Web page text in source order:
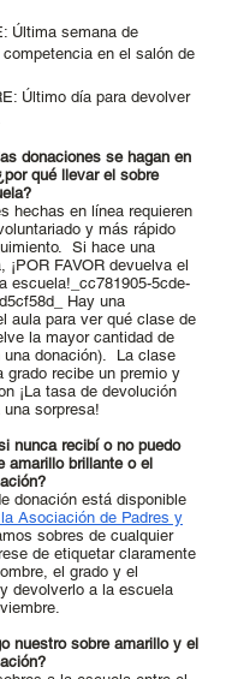
Última semana de
en el salón de
Último día para devolver
donaciones se hagan en
qué llevar el sobre
hechas en línea requieren
y más rápido
Si hace una
¡POR FAVOR devuelva el
escuela!_cc781905-5cde-
Hay una
aula para ver qué clase de
la mayor cantidad de
una donación). La clase
grado recibe un premio y
¡La tasa de devolución
sorpresa!
nunca recibí o no puedo
amarillo brillante o el
donación está disponible
Asociación de Padres y
sobres de cualquier
de etiquetar claramente
el grado y el
devolverlo a la escuela
nuestro sobre amarillo y el